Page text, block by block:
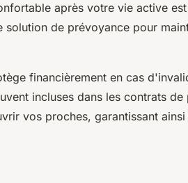
après votre vie active
solution de prévoyance pour
financièrement en cas
incluses dans les contrats
vos proches, garantissant